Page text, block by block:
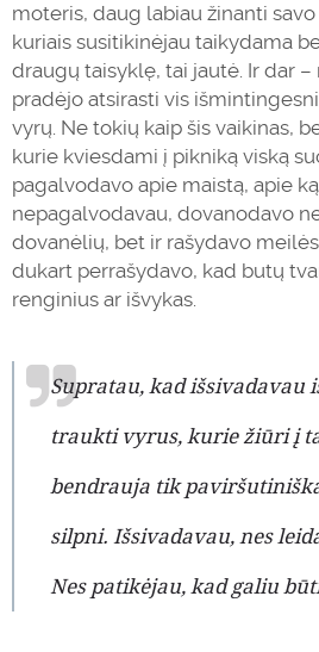
moteris, daug labiau žinanti
kuriais susitikinėjau taikydama
draugų taisyklę, tai jautė. Ir dar
pradėjo atsirasti vis
vyrų. Ne tokių kaip šis vaikinas,
kurie kviesdami į pikniką viską
pagalvodavo apie maistą, apie
nepagalvodavau, dovanodavo
dovanėlių, bet ir rašydavo meilė
dukart perrašydavo, kad butų
renginius ar išvykas.
Supratau, kad išsivadavau
traukti vyrus, kurie žiūri į
bendrauja tik
silpni. Išsivadavau, nes
Nes patikėjau, kad galiu